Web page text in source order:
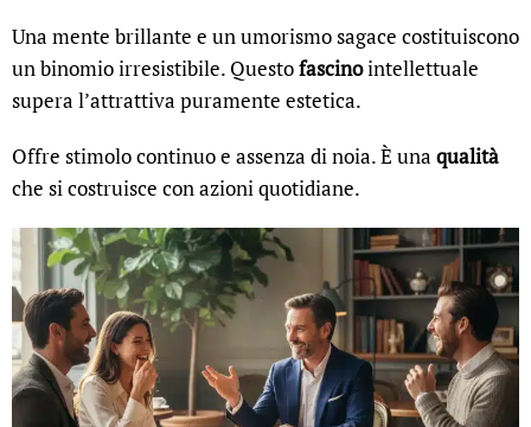
Una mente brillante e un umorismo sagace costituiscono
un binomio irresistibile. Questofascinointellettuale
supera l’attrattiva puramente estetica.
Offre stimolo continuo e assenza di noia. È una qualità
che si costruisce con azioni quotidiane.